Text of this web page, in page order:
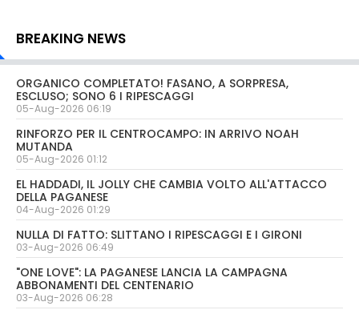
BREAKING NEWS
ORGANICO COMPLETATO! FASANO, A SORPRESA,
ESCLUSO; SONO 6 I RIPESCAGGI
05-Aug-2026 06:19
RINFORZO PER IL CENTROCAMPO: IN ARRIVO NOAH
MUTANDA
05-Aug-2026 01:12
EL HADDADI, IL JOLLY CHE CAMBIA VOLTO ALL'ATTACCO
DELLA PAGANESE
04-Aug-2026 01:29
NULLA DI FATTO: SLITTANO I RIPESCAGGI E I GIRONI
03-Aug-2026 06:49
"ONE LOVE": LA PAGANESE LANCIA LA CAMPAGNA
ABBONAMENTI DEL CENTENARIO
03-Aug-2026 06:28